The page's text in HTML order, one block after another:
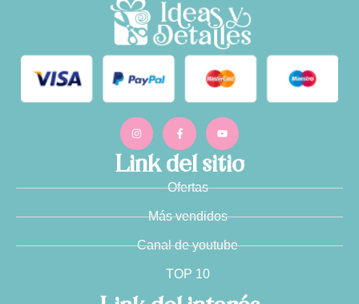
Link del sitio
Ofertas
Más vendidos
Canal de youtube
TOP 10